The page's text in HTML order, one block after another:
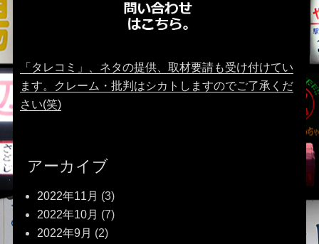
「タレコミ」、ネタの提供、取材要請も受け付けてい
ます。クレーム・批判はシカトしますのでご了承くだ
さい(笑)
アーカイブ
2022年11月 (3)
2022年10月 (7)
2022年9月 (2)